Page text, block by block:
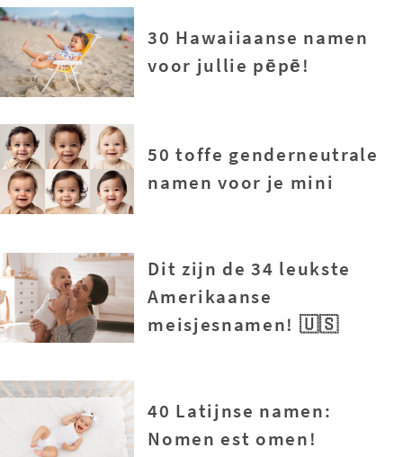
30 Hawaiiaanse namen
voor jullie pēpē!
50 toffe genderneutrale
namen voor je mini
Dit zijn de 34 leukste
Amerikaanse
meisjesnamen! 🇺🇸
40 Latijnse namen:
Nomen est omen!